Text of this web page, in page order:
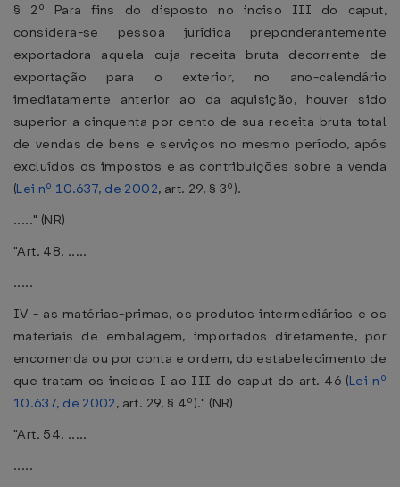
§ 2º Para fins do disposto no inciso III do caput,
considera-se pessoa jurídica preponderantemente
exportadora aquela cuja receita bruta decorrente de
exportação para o exterior, no ano-calendário
imediatamente anterior ao da aquisição, houver sido
superior a cinquenta por cento de sua receita bruta total
de vendas de bens e serviços no mesmo período, após
excluídos os impostos e as contribuições sobre a venda
(Lei nº 10.637, de 2002, art. 29, § 3º).
....." (NR)
"Art. 48. .....
.....
IV - as matérias-primas, os produtos intermediários e os
materiais de embalagem, importados diretamente, por
encomenda ou por conta e ordem, do estabelecimento de
que tratam os incisos I ao III do caput do art. 46 (Lei nº
10.637, de 2002, art. 29, § 4º)." (NR)
"Art. 54. .....
.....